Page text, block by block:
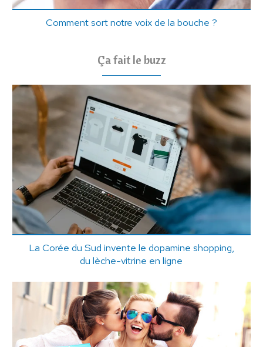
Comment sort notre voix de la bouche ?
Ça fait le buzz
La Corée du Sud invente le dopamine shopping,
du lèche-vitrine en ligne